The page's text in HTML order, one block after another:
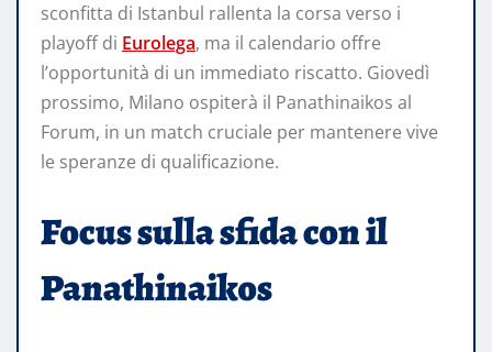
sconfitta di Istanbul rallenta la corsa verso i
playoff di Eurolega, ma il calendario offre
l’opportunità di un immediato riscatto. Giovedì
prossimo, Milano ospiterà il Panathinaikos al
Forum, in un match cruciale per mantenere vive
le speranze di qualificazione.
Focus sulla sfida con il
Panathinaikos